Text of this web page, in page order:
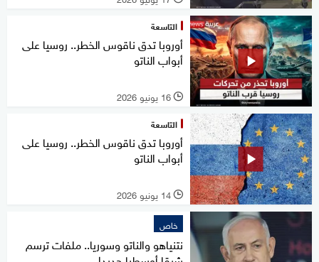
التاسعة
أوروبا تدق ناقوس الخطر.. روسيا على
أبواب الناتو
l 16 يونيو 2026
التاسعة
أوروبا تدق ناقوس الخطر.. روسيا على
أبواب الناتو
l 14 يونيو 2026
خاص
نتنياهو والناتو وسوريا.. ملفات ترسم